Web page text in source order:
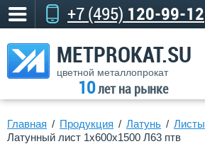
+7 (495) 120-99-12
METPROKAT.SU
цветной металлопрокат
10лет на рынке
Главная Продукция Латунь Листы
Латунный лист 1x600x1500 Л63 птв